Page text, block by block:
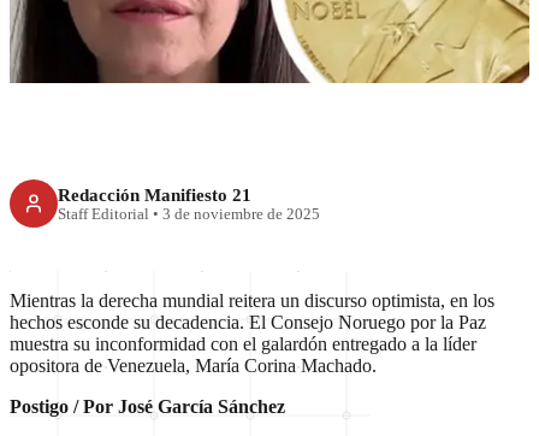
La derecha se desinfla
Redacción Manifiesto 21
Staff Editorial • 3 de noviembre de 2025
Mientras la derecha mundial reitera un discurso optimista, en los
hechos esconde su decadencia. El Consejo Noruego por la Paz
muestra su inconformidad con el galardón entregado a la líder
opositora de Venezuela, María Corina Machado.
Postigo / Por José García Sánchez